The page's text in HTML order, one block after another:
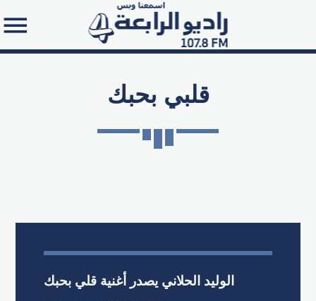
قلبي بحبك
الوليد الحلاني يصدر أغنية قلي بحبك